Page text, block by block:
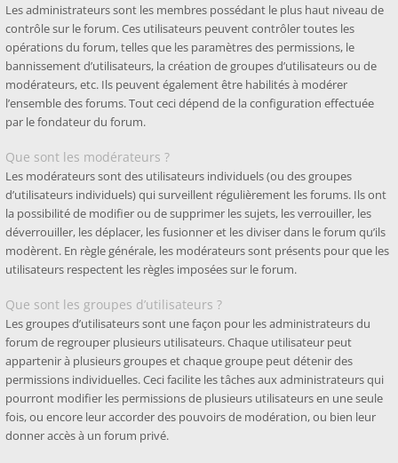
Les administrateurs sont les membres possédant le plus haut niveau de
contrôle sur le forum. Ces utilisateurs peuvent contrôler toutes les
opérations du forum, telles que les paramètres des permissions, le
bannissement d’utilisateurs, la création de groupes d’utilisateurs ou de
modérateurs, etc. Ils peuvent également être habilités à modérer
l’ensemble des forums. Tout ceci dépend de la configuration effectuée
par le fondateur du forum.
Que sont les modérateurs ?
Les modérateurs sont des utilisateurs individuels (ou des groupes
d’utilisateurs individuels) qui surveillent régulièrement les forums. Ils ont
la possibilité de modifier ou de supprimer les sujets, les verrouiller, les
déverrouiller, les déplacer, les fusionner et les diviser dans le forum qu’ils
modèrent. En règle générale, les modérateurs sont présents pour que les
utilisateurs respectent les règles imposées sur le forum.
Que sont les groupes d’utilisateurs ?
Les groupes d’utilisateurs sont une façon pour les administrateurs du
forum de regrouper plusieurs utilisateurs. Chaque utilisateur peut
appartenir à plusieurs groupes et chaque groupe peut détenir des
permissions individuelles. Ceci facilite les tâches aux administrateurs qui
pourront modifier les permissions de plusieurs utilisateurs en une seule
fois, ou encore leur accorder des pouvoirs de modération, ou bien leur
donner accès à un forum privé.